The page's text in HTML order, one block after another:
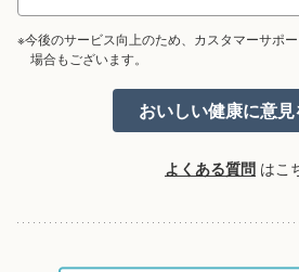
※今後のサービス向上のため、カスタマーサポ
場合もございます。
よくある質問 はこ